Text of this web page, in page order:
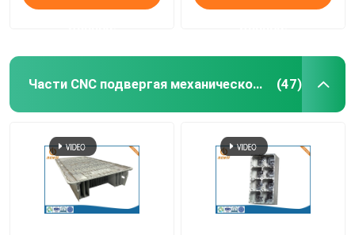
Части CNC подвергая механической обработке (47)